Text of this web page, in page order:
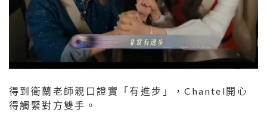
得到衛蘭老師親口證實「有進步」，Chantel開心
得觸緊對方雙手。